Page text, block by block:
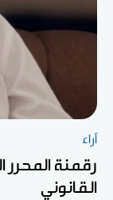
آراء
رقمنة المحرر
القانوني